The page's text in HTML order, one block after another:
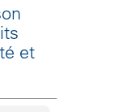
et